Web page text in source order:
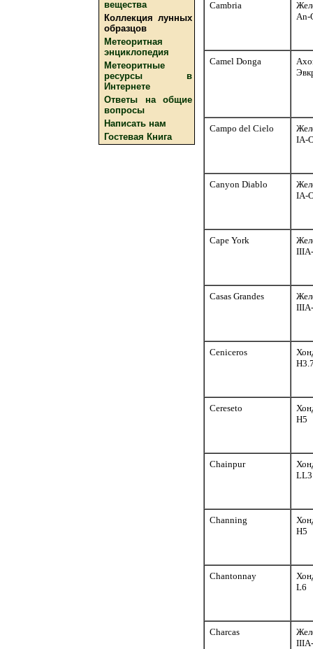
вещества
Коллекция лунных
образцов
Метеоритная
энциклопедия
Метеоритные
ресурсы в
Интернете
Ответы на общие
вопросы
Написать нам
Гостевая Книга
Cambria
An-
Camel Donga
Campo del Cielo
IA-
Canyon Diablo
IA-
Cape York
Casas Grandes
Ceniceros
Cereseto
H5
Chainpur
LL3
Channing
H5
Chantonnay
L6
Charcas